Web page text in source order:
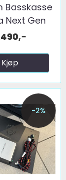
Basskasse
Next Gen
1x10"
Kjøp
-2%